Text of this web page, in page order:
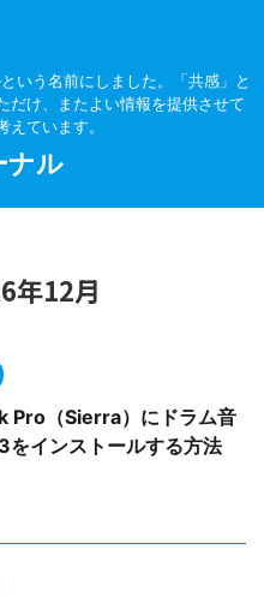
いう名前にしました。「共感」と
だけ、またよい情報を提供させて
えています。
ナル
年12月
Pro（Sierra）にドラム音
をインストールする方法